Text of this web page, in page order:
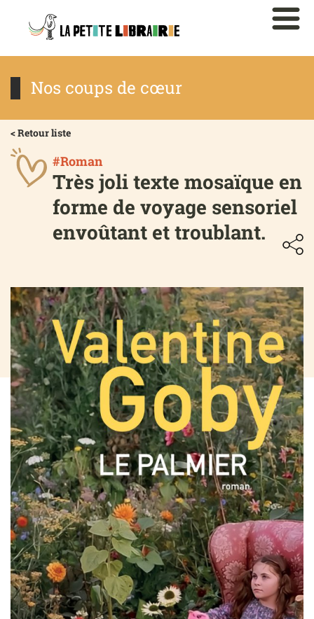
Nos coups de cœur
< Retour liste
#Roman
Très joli texte mosaïque en
forme de voyage sensoriel
envoûtant et troublant.